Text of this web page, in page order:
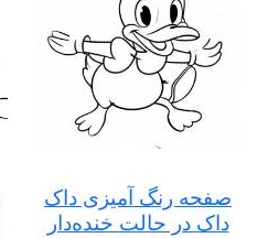
صفحه رنگ آمیزی داک
داک در حالت خنده‌دار